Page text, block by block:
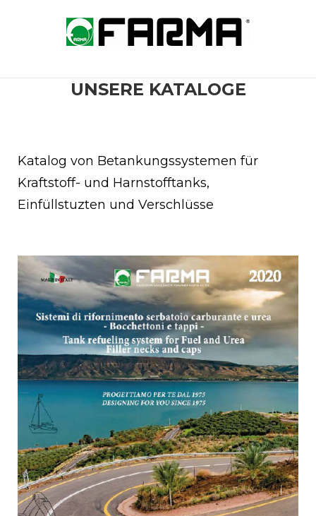
Home
UNSERE KATALOGE
Katalog von Betankungssystemen für
Kraftstoff- und Harnstofftanks,
Einfüllstuzten und Verschlüsse